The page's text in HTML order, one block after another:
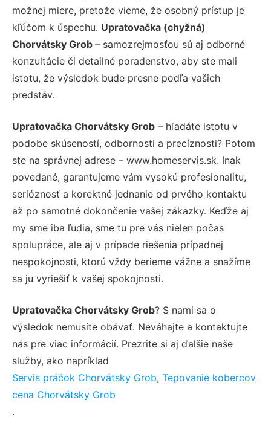
možnej miere, pretože vieme, že osobný prístup je
kľúčom k úspechu. Upratovačka (chyžná)
Chorvátsky Grob – samozrejmosťou sú aj odborné
konzultácie či detailné poradenstvo, aby ste mali
istotu, že výsledok bude presne podľa vašich
predstáv.
Upratovačka Chorvátsky Grob – hľadáte istotu v
podobe skúseností, odbornosti a precíznosti? Potom
ste na správnej adrese – www.homeservis.sk. Inak
povedané, garantujeme vám vysokú profesionalitu,
serióznosť a korektné jednanie od prvého kontaktu
až po samotné dokončenie vašej zákazky. Keďže aj
my sme iba ľudia, sme tu pre vás nielen počas
spolupráce, ale aj v prípade riešenia prípadnej
nespokojnosti, ktorú vždy berieme vážne a snažíme
sa ju vyriešiť k vašej spokojnosti.
Upratovačka Chorvátsky Grob? S nami sa o
výsledok nemusíte obávať. Neváhajte a kontaktujte
nás pre viac informácií. Prezrite si aj ďalšie naše
služby, ako napríklad
Servis práčok Chorvátsky Grob, Tepovanie kobercov
cena Chorvátsky Grob
.